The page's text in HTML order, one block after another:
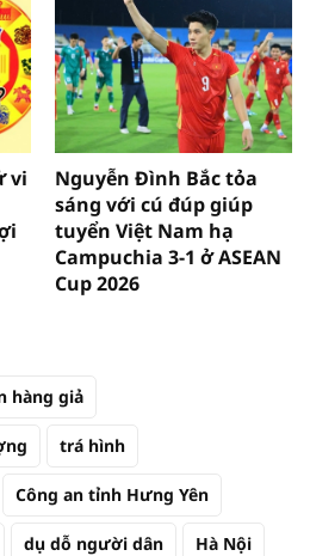
vi
Nguyễn Đình Bắc tỏa
sáng với cú đúp giúp
tuyển Việt Nam hạ
Campuchia 3-1 ở ASEAN
Cup 2026
hàng giả
trá hình
Công an tỉnh Hưng Yên
dụ dỗ người dân Hà Nội